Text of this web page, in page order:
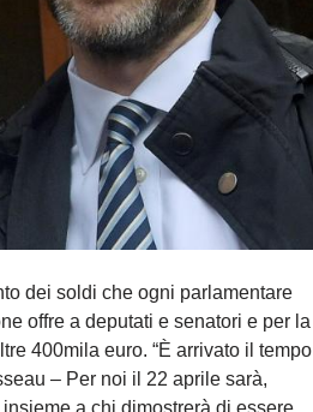
dei soldi che ogni parlamentare
offre a deputati e senatori e per la
400mila euro. “È arrivato il tempo
– Per noi il 22 aprile sarà,
a chi dimostrerà di essere